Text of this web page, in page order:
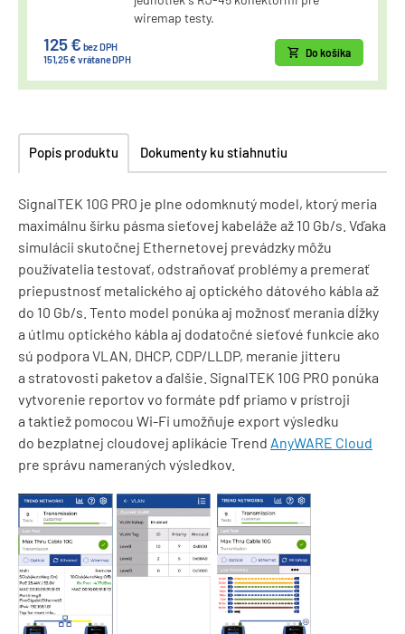
wiremap testy.
125 € bez DPH
151,25 € vrátane DPH
Do košíka
Popis produktu Dokumenty ku stiahnutiu
SignalTEK 10G PRO je plne odomknutý model, ktorý meria
maximálnu šírku pásma sieťovej kabeláže až 10 Gb/s. Vďaka
simulácii skutočnej Ethernetovej prevádzky môžu
používatelia testovať, odstraňovať problémy a premerať
priepustnosť metalického aj optického dátového kábla až
do 10 Gb/s. Tento model ponúka aj možnosť merania dĺžky
a útlmu optického kábla aj dodatočné sieťové funkcie ako
sú podpora VLAN, DHCP, CDP/LLDP, meranie jitteru
a stratovosti paketov a ďalšie. SignalTEK 10G PRO ponúka
vytvorenie reportov vo formáte pdf priamo v prístroji
a taktiež pomocou Wi-Fi umožňuje export výsledku
do bezplatnej cloudovej aplikácie Trend AnyWARE Cloud
pre správu nameraných výsledkov.